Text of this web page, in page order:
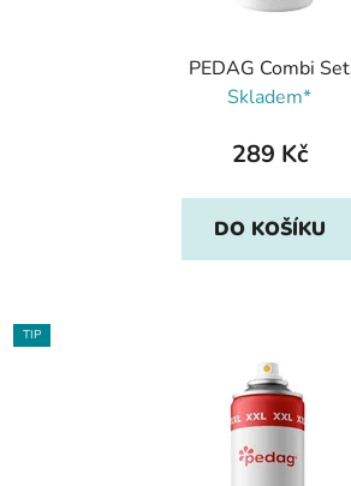
PEDAG Combi Set
Skladem*
289 Kč
DO KOŠÍKU
TIP